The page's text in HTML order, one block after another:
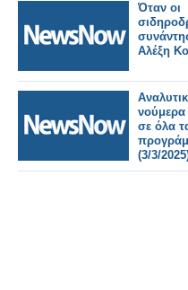
Όταν οι
Αλέξη
νούμερα
σε όλα
(3/3/